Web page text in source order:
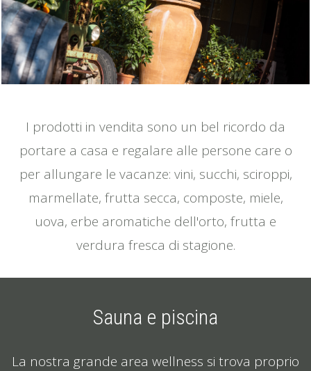
I prodotti in vendita sono un bel ricordo da
portare a casa e regalare alle persone care o
per allungare le vacanze: vini, succhi, sciroppi,
marmellate, frutta secca, composte, miele,
uova, erbe aromatiche dell'orto, frutta e
verdura fresca di stagione.
Sauna e piscina
La nostra grande area wellness si trova proprio